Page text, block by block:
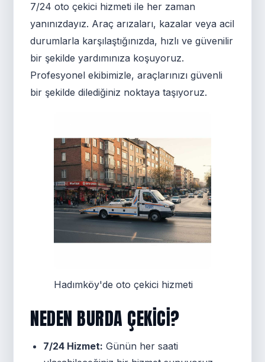
7/24 oto çekici hizmeti ile her zaman
yanınızdayız. Araç arızaları, kazalar veya acil
durumlarla karşılaştığınızda, hızlı ve güvenilir
bir şekilde yardımınıza koşuyoruz.
Profesyonel ekibimizle, araçlarınızı güvenli
bir şekilde dilediğiniz noktaya taşıyoruz.
Hadımköy'de oto çekici hizmeti
NEDEN BURDA ÇEKICI?
7/24 Hizmet: Günün her saati